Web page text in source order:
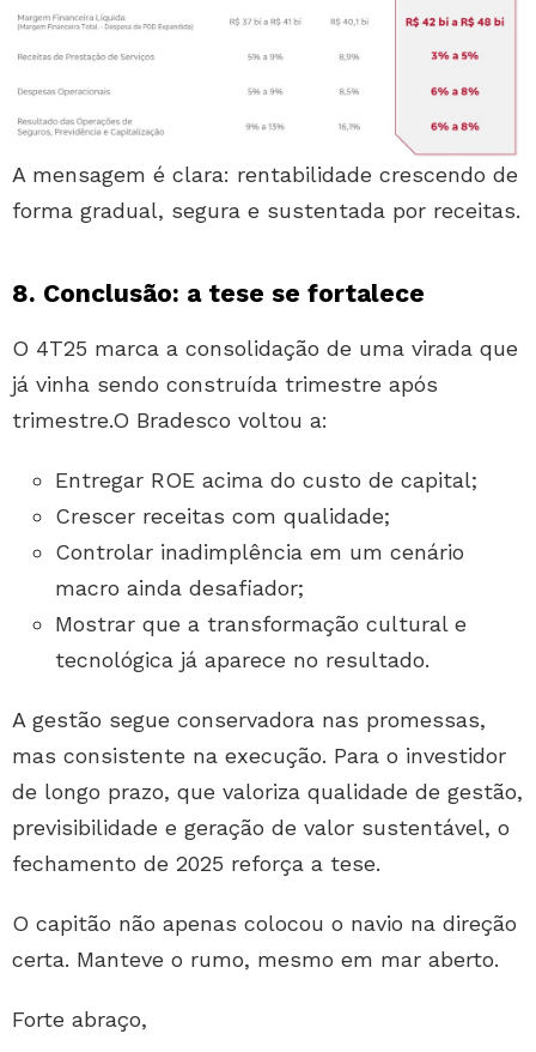
A mensagem é clara: rentabilidade crescendo de
forma gradual, segura e sustentada por receitas.
8. Conclusão: a tese se fortalece
O 4T25 marca a consolidação de uma virada que
já vinha sendo construída trimestre após
trimestre.O Bradesco voltou a:
Entregar ROE acima do custo de capital;
Crescer receitas com qualidade;
Controlar inadimplência em um cenário
macro ainda desafiador;
Mostrar que a transformação cultural e
tecnológica já aparece no resultado.
A gestão segue conservadora nas promessas,
mas consistente na execução. Para o investidor
de longo prazo, que valoriza qualidade de gestão,
previsibilidade e geração de valor sustentável, o
fechamento de 2025 reforça a tese.
O capitão não apenas colocou o navio na direção
certa. Manteve o rumo, mesmo em mar aberto.
Forte abraço,